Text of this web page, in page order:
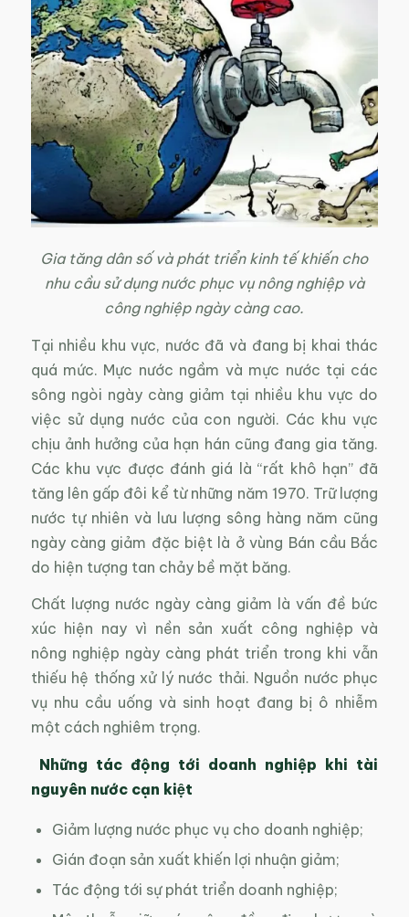
Gia tăng dân số và phát triển kinh tế khiến cho
nhu cầu sử dụng nước phục vụ nông nghiệp và
công nghiệp ngày càng cao.
Tại nhiều khu vực, nước đã và đang bị khai thác
quá mức. Mực nước ngầm và mực nước tại các
sông ngòi ngày càng giảm tại nhiều khu vực do
việc sử dụng nước của con người. Các khu vực
chịu ảnh hưởng của hạn hán cũng đang gia tăng.
Các khu vực được đánh giá là “rất khô hạn” đã
tăng lên gấp đôi kể từ những năm 1970. Trữ lượng
nước tự nhiên và lưu lượng sông hàng năm cũng
ngày càng giảm đặc biệt là ở vùng Bán cầu Bắc
do hiện tượng tan chảy bề mặt băng.
Chất lượng nước ngày càng giảm là vấn đề bức
xúc hiện nay vì nền sản xuất công nghiệp và
nông nghiệp ngày càng phát triển trong khi vẫn
thiếu hệ thống xử lý nước thải. Nguồn nước phục
vụ nhu cầu uống và sinh hoạt đang bị ô nhiễm
một cách nghiêm trọng.
Những tác động tới doanh nghiệp khi tài
nguyên nước cạn kiệt
Giảm lượng nước phục vụ cho doanh nghiệp;
Gián đoạn sản xuất khiến lợi nhuận giảm;
Tác động tới sự phát triển doanh nghiệp;